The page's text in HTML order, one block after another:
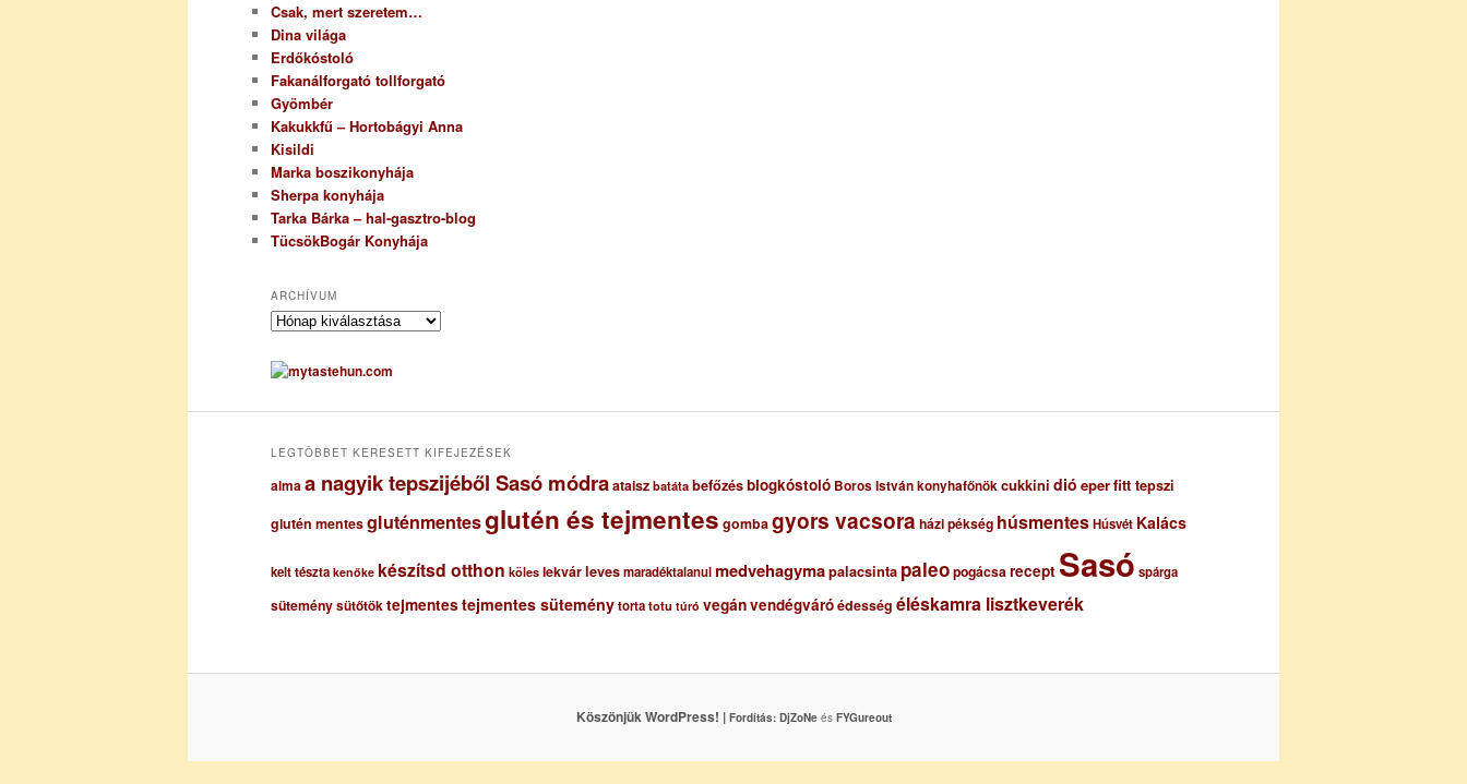
Csak, mert szeretem…
Dina világa
Erdőkóstoló
Fakanálforgató tollforgató
Gyömbér
Kakukkfű – Hortobágyi Anna
Kisildi
Marka boszikonyhája
Sherpa konyhája
Tarka Bárka – hal-gasztro-blog
TücsökBogár Konyhája
ARCHÍVUM
A
c
h
uLEGTÖBBET KERESETT KIFEJEZÉSEK
almaa nagyik tepszijéből Sasó módraataisz batáta befőzésblogkóstoló Boros István konyhafőnökcukkini dió eperfitt tepszi
glutén mentesgluténmentesglutén és tejmentes gombagyors vacsora házi pékség húsmentesHúsvét Kalács
kelt tészta kenőke készítsd otthon köles lekvárlevesmaradéktalanulmedvehagymapalacsinta paleopogácsarecept Sasó spárga
süteménysütőtöktejmentestejmentes süteménytorta totu túró vegánvendégváróédesség éléskamra lisztkeverék
Köszönjük WordPress! | Fordítás: DjZoNeés FYGureout